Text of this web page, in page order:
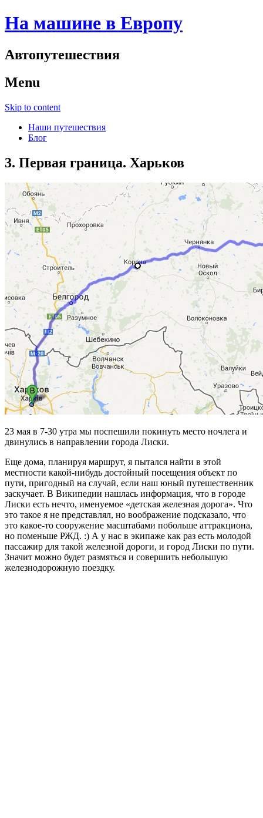
На машине в Европу
Автопутешествия
Menu
Skip to content
Наши путешествия
Блог
3. Первая граница. Харьков
23 мая в 7-30 утра мы поспешили покинуть место ночлега и
двинулись в направлении города Лиски.
Еще дома, планируя маршрут, я пытался найти в этой
местности какой-нибудь достойный посещения объект по
пути, пригодный на случай, если наш юный путешественник
заскучает. В Википедии нашлась информация, что в городе
Лиски есть нечто, именуемое «детская железная дорога». Что
это такое я не представлял, но воображение подсказало, что
это какое-то сооружение масштабами побольше аттракциона,
но поменьше РЖД. :) А у нас в экипаже как раз есть молодой
пассажир для такой железной дороги, и город Лиски по пути.
Значит можно будет размяться и совершить небольшую
железнодорожную поездку.